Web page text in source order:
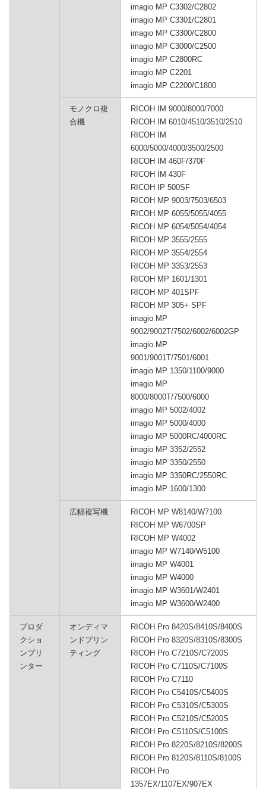
imagio MP C3302/C2802
imagio MP C3301/C2801
imagio MP C3300/C2800
imagio MP C3000/C2500
imagio MP C2800RC
imagio MP C2201
imagio MP C2200/C1800
モノクロ複
合機
RICOH IM 9000/8000/7000
RICOH IM 6010/4510/3510/2510
RICOH IM
6000/5000/4000/3500/2500
RICOH IM 460F/370F
RICOH IM 430F
RICOH IP 500SF
RICOH MP 9003/7503/6503
RICOH MP 6055/5055/4055
RICOH MP 6054/5054/4054
RICOH MP 3555/2555
RICOH MP 3554/2554
RICOH MP 3353/2553
RICOH MP 1601/1301
RICOH MP 401SPF
RICOH MP 305+ SPF
imagio MP
9002/9002T/7502/6002/6002GP
imagio MP
9001/9001T/7501/6001
imagio MP 1350/1100/9000
imagio MP
8000/8000T/7500/6000
imagio MP 5002/4002
imagio MP 5000/4000
imagio MP 5000RC/4000RC
imagio MP 3352/2552
imagio MP 3350/2550
imagio MP 3350RC/2550RC
imagio MP 1600/1300
広幅複写機
RICOH MP W8140/W7100
RICOH MP W6700SP
RICOH MP W4002
imagio MP W7140/W5100
imagio MP W4001
imagio MP W4000
imagio MP W3601/W2401
imagio MP W3600/W2400
プロダ
クショ
ンプリ
ンター
オンディマ
ンドプリン
ティング
RICOH Pro 8420S/8410S/8400S
RICOH Pro 8320S/8310S/8300S
RICOH Pro C7210S/C7200S
RICOH Pro C7110S/C7100S
RICOH Pro C7110
RICOH Pro C5410S/C5400S
RICOH Pro C5310S/C5300S
RICOH Pro C5210S/C5200S
RICOH Pro C5110S/C5100S
RICOH Pro 8220S/8210S/8200S
RICOH Pro 8120S/8110S/8100S
RICOH Pro
1357EX/1107EX/907EX